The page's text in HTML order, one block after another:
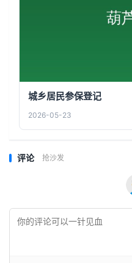
城乡居民参保登记
2026-05-23
评论 抢沙发